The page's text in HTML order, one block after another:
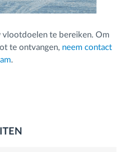
vlootdoelen te bereiken. Om
te ontvangen, neem contact
.